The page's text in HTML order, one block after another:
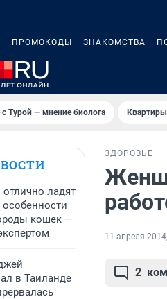
ПРОМОКОДЫ ЗНАКОМСТВА
Турой — мнение биолога
ладят
кошек —
в Таиланде
ЗДОРОВЬЕ
11 апреля
2